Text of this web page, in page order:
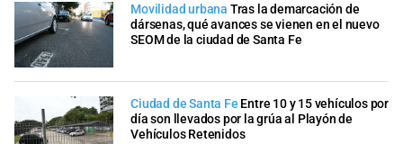
Movilidad urbana Tras la demarcación de
dársenas, qué avances se vienen en el nuevo
SEOM de la ciudad de Santa Fe
Ciudad de Santa Fe Entre 10 y 15 vehículos por
día son llevados por la grúa al Playón de
Vehículos Retenidos